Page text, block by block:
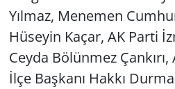
Yılmaz, Menemen
Hüseyin Kaçar, AK Parti
Ceyda Bölünmez
İlçe Başkanı Hakkı